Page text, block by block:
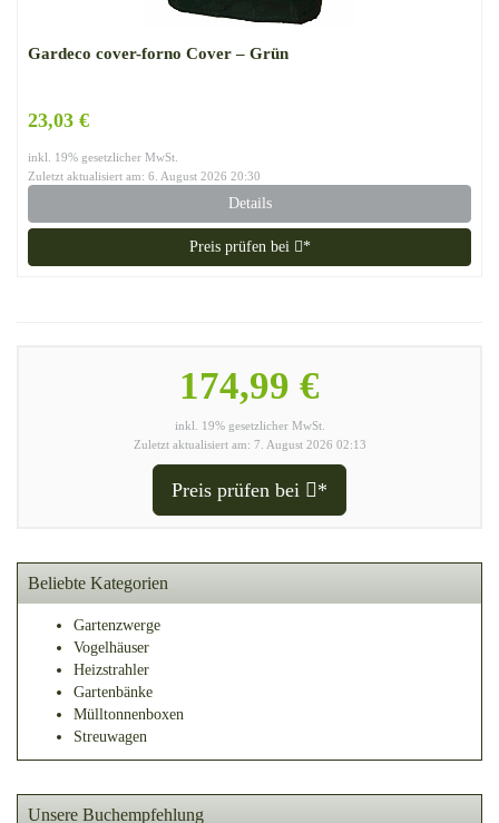
Gardeco cover-forno Cover – Grün
23,03 €
inkl. 19% gesetzlicher MwSt.
Zuletzt aktualisiert am: 6. August 2026 20:30
Details
Preis prüfen bei *
174,99 €
inkl. 19% gesetzlicher MwSt.
Zuletzt aktualisiert am: 7. August 2026 02:13
Preis prüfen bei *
Beliebte Kategorien
Gartenzwerge
Vogelhäuser
Heizstrahler
Gartenbänke
Mülltonnenboxen
Streuwagen
Unsere Buchempfehlung